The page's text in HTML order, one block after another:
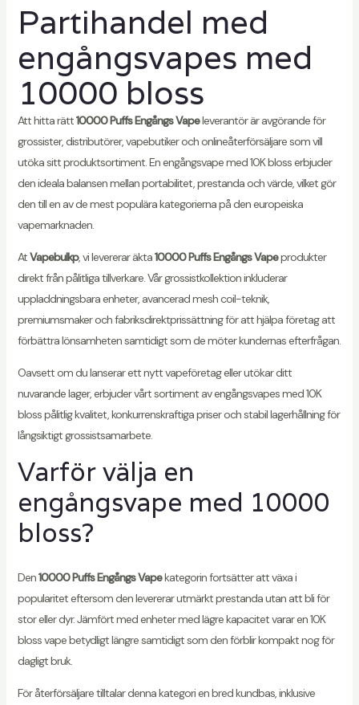
Partihandel med
engångsvapes med
10000 bloss
Att hitta rätt10000 Puffs Engångs Vapeleverantör är avgörande för
grossister, distributörer, vapebutiker och onlineåterförsäljare som vill
utöka sitt produktsortiment. En engångsvape med 10K bloss erbjuder
den ideala balansen mellan portabilitet, prestanda och värde, vilket gör
den till en av de mest populära kategorierna på den europeiska
vapemarknaden.
AtVapebulkp, vi levererar äkta10000 Puffs Engångs Vapeprodukter
direkt från pålitliga tillverkare. Vår grossistkollektion inkluderar
uppladdningsbara enheter, avancerad mesh coil-teknik,
premiumsmaker och fabriksdirektprissättning för att hjälpa företag att
förbättra lönsamheten samtidigt som de möter kundernas efterfrågan.
Oavsett om du lanserar ett nytt vapeföretag eller utökar ditt
nuvarande lager, erbjuder vårt sortiment av engångsvapes med 10K
bloss pålitlig kvalitet, konkurrenskraftiga priser och stabil lagerhållning för
långsiktigt grossistsamarbete.
Varför välja en
engångsvape med 10000
bloss?
Den10000 Puffs Engångs Vapekategorin fortsätter att växa i
popularitet eftersom den levererar utmärkt prestanda utan att bli för
stor eller dyr. Jämfört med enheter med lägre kapacitet varar en 10K
bloss vape betydligt längre samtidigt som den förblir kompakt nog för
dagligt bruk.
För återförsäljare tilltalar denna kategori en bred kundbas, inklusive